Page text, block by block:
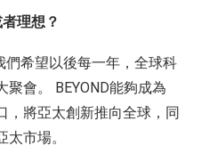
理想？
們希望以後每一年，全球科
會。 BEYOND能夠成為
，將亞太創新推向全球，同
市場。